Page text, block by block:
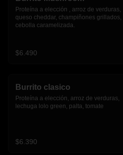
Proteína a elección , arroz de verduras,
queso cheddar, champiñones grillados,
cebolla caramelizada.
$6.490
Burrito clasico
Proteína a elección, arroz de verduras,
lechuga lolo green, palta, tomate
$6.390